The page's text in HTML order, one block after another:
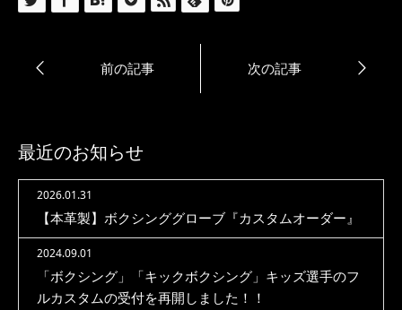
最近のお知らせ
2026.01.31
【本革製】ボクシンググローブ『カスタムオーダー』
2024.09.01
「ボクシング」「キックボクシング」キッズ選手のフ
ルカスタムの受付を再開しました！！